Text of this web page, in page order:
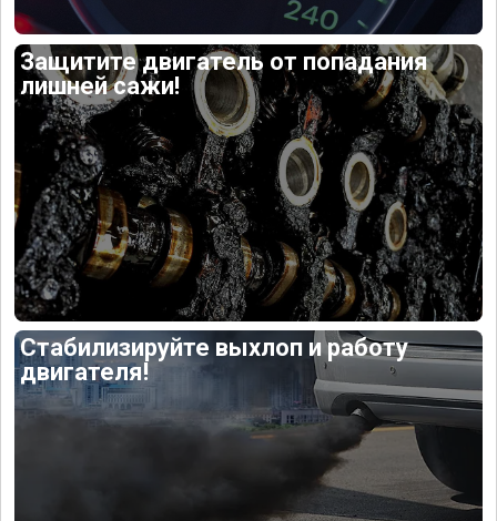
Защитите двигатель от попадания
лишней сажи!
Стабилизируйте выхлоп и работу
двигателя!